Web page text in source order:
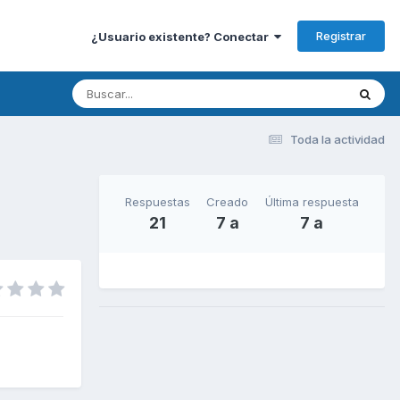
¿Usuario existente? Conectar Registrar
Toda la actividad
Respuestas
21
Creado
7 a
Última respuesta
7 a